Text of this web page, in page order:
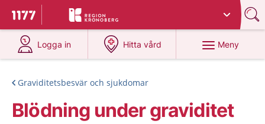
Till startsidan för 1177
Du har valt region
Logga in
på 1177.se
Hitta vård
på 1177.se
Meny
Graviditetsbesvär och sjukdomar
Blödning under graviditet